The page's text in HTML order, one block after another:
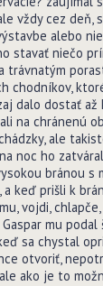
vždy cez deň,
alebo
stavať niečo
trávnatým
chodníkov,
dalo dostať až
na chránenú
ale
noc ho
bránou s
keď prišli k
vojdi,
mu podal
sa chystal
otvoriť,
ako je to